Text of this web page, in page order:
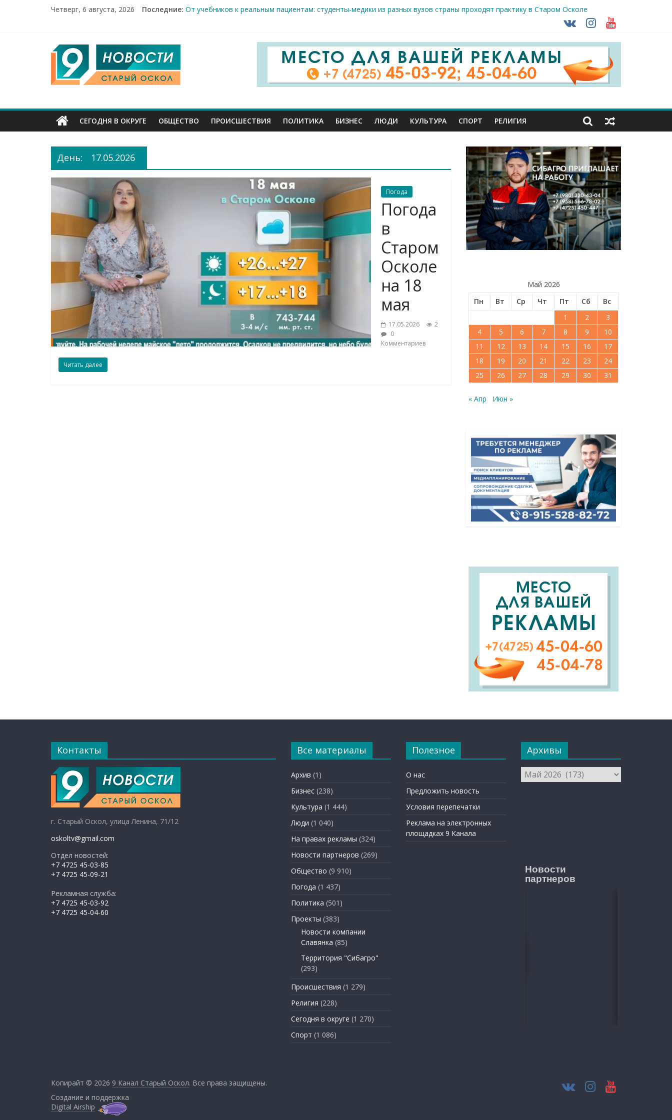
Четверг, 6 августа, 2026 Последние: От учебников к реальным пациентам: студенты-медики из разных вузов страны проходят практику в Старом Осколе
Город первого салюта отмечает 83-ю годовщину освобождения от немецко-фашистских захватчиков
9
Канал
Старый
Оскол
СЕГОДНЯ В ОКРУГЕ ОБЩЕСТВО ПРОИСШЕСТВИЯ ПОЛИТИКА БИЗНЕС ЛЮДИ КУЛЬТУРА СПОРТ РЕЛИГИЯ
День: 17.05.2026
Погода
Погода
в
Старом
Осколе
на 18
мая
17.05.2026
2
0
Комментариев
Читать далее
Май 2026
Пн
Вт Ср Чт Пт Сб
Вс
1
2
3
4
5 6 7 8 9
10
11
12 13 14 15 16
17
18
19 20 21 22 23
24
25
26 27 28 29 30 31
« Апр Июн »
Контакты
г. Старый Оскол, улица Ленина, 71/12
oskoltv@gmail.com
Отдел новостей:
+7 4725 45-03-85
+7 4725 45-09-21
Рекламная служба:
+7 4725 45-03-92
+7 4725 45-04-60
Все материалы
Архив (1)
Бизнес (238)
Культура (1 444)
Люди (1 040)
На правах рекламы (324)
Новости партнеров (269)
Общество (9 910)
Погода (1 437)
Политика (501)
Проекты (383)
Новости компании
Славянка (85)
Территория "Сибагро"
(293)
Происшествия (1 279)
Религия (228)
Сегодня в округе (1 270)
Спорт (1 086)
Полезное
О нас
Предложить новость
Условия перепечатки
Реклама на электронных
площадках 9 Канала
Архивы
Архивы
Новости
партнеров
Копирайт © 2026 9 Канал Старый Оскол. Все права защищены.
Создание и поддержка
Digital Airship